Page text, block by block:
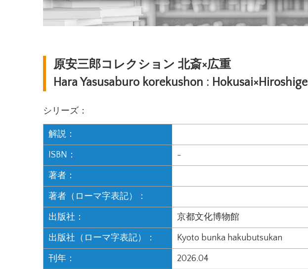
原安三郎コレクション 北斎×広重
Hara Yasusaburo korekushon : Hokusai×Hiroshige
シリーズ：
解説：
ISBN： -
著者：
著者（ローマ字表記）：
出版社： 京都文化博物館
出版社（ローマ字表記）： Kyoto bunka hakubutsukan
刊年： 2026.04